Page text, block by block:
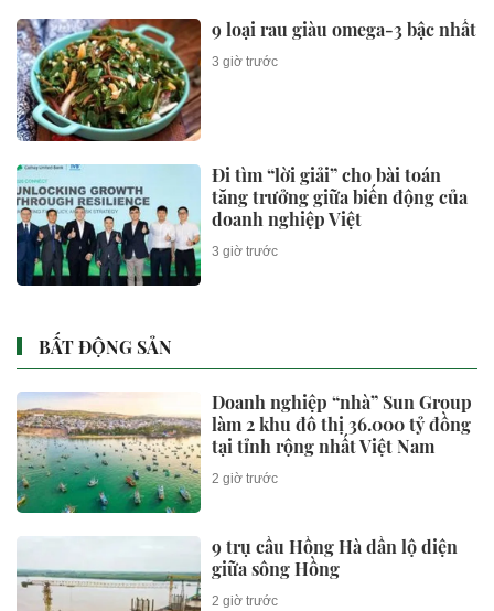
9 loại rau giàu omega-3 bậc nhất
3 giờ trước
Đi tìm “lời giải” cho bài toán
tăng trưởng giữa biến động của
doanh nghiệp Việt
3 giờ trước
BẤT ĐỘNG SẢN
Doanh nghiệp “nhà” Sun Group
làm 2 khu đô thị 36.000 tỷ đồng
tại tỉnh rộng nhất Việt Nam
2 giờ trước
9 trụ cầu Hồng Hà dần lộ diện
giữa sông Hồng
2 giờ trước